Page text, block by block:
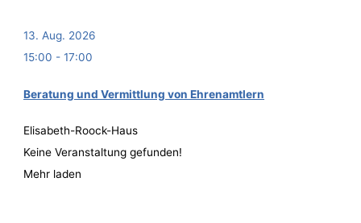
13. Aug. 2026
15:00 -17:00
Bera­tung und Ver­mitt­lung von Ehrenamtlern
Elisabeth-Roock-Haus
Keine Veranstaltung gefunden!
Mehr laden